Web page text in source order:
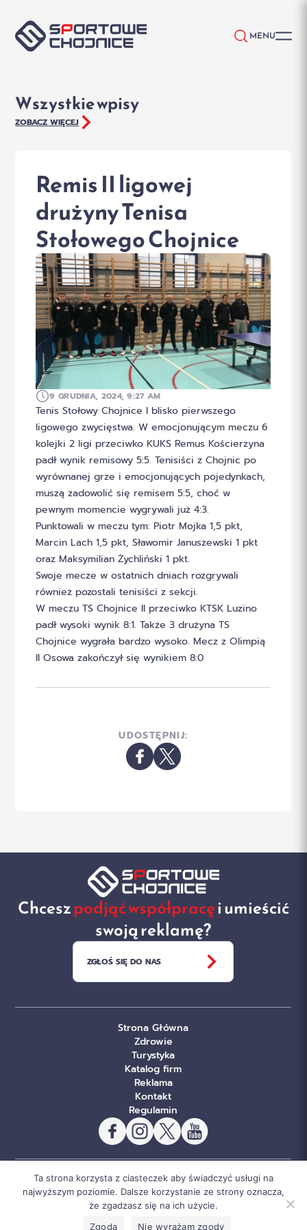
MENU
Wszystkie wpisy
ZOBACZ WIĘCEJ
Remis II ligowej
drużyny Tenisa
Stołowego Chojnice
9 GRUDNIA, 2024, 9:27 AM
Tenis Stołowy Chojnice I blisko pierwszego
ligowego zwycięstwa. W emocjonującym meczu 6
kolejki 2 ligi przeciwko KUKS Remus Kościerzyna
padł wynik remisowy 5:5. Tenisiści z Chojnic po
wyrównanej grze i emocjonujących pojedynkach,
muszą zadowolić się remisem 5:5, choć w
pewnym momencie wygrywali już 4:3.
Punktowali w meczu tym: Piotr Mojka 1,5 pkt,
Marcin Lach 1,5 pkt, Sławomir Januszewski 1 pkt
oraz Maksymilian Żychliński 1 pkt.
Swoje mecze w ostatnich dniach rozgrywali
również pozostali tenisiści z sekcji.
W meczu TS Chojnice II przeciwko KTSK Luzino
padł wysoki wynik 8:1. Także 3 drużyna TS
Chojnice wygrała bardzo wysoko. Mecz z Olimpią
II Osowa zakończył się wynikiem 8:0
UDOSTĘPNIJ:
Chceszpodjąć współpracęi umieścić
swoją reklamę?
ZGŁOŚ SIĘ DO NAS
Strona Główna
Zdrowie
Turystyka
Katalog firm
Reklama
Kontakt
Regulamin
© Copyright Sportowe Chojnice 2026. Wszelkie prawa
zastrzeżone.
Wykonanie:
gregormedia.com.pl
Ta strona korzysta z ciasteczek aby świadczyć usługi na
najwyższym poziomie. Dalsze korzystanie ze strony oznacza,
że zgadzasz się na ich użycie.
Zgoda
Nie wyrażam zgody